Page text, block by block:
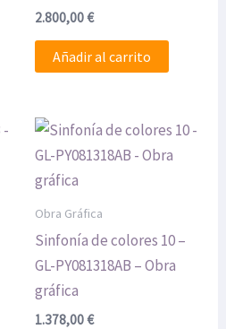
2.800,00€
Añadir al carrito
Obra Gráfica
Sinfonía de colores 10 –
GL-PY081318AB – Obra
gráfica
1.378,00€